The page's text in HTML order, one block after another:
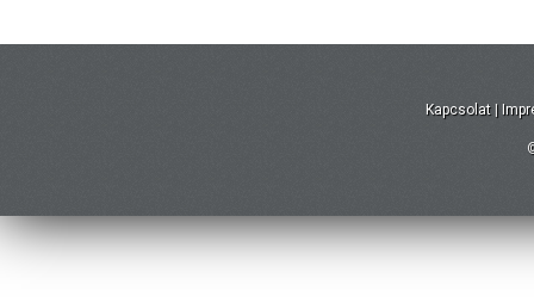
Kapcsolat |